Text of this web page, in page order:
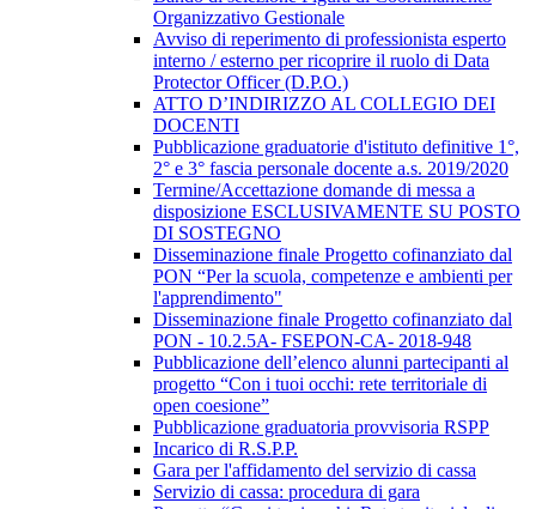
Organizzativo Gestionale
Avviso di reperimento di professionista esperto
interno / esterno per ricoprire il ruolo di Data
Protector Officer (D.P.O.)
ATTO D’INDIRIZZO AL COLLEGIO DEI
DOCENTI
Pubblicazione graduatorie d'istituto definitive 1°,
2° e 3° fascia personale docente a.s. 2019/2020
Termine/Accettazione domande di messa a
disposizione ESCLUSIVAMENTE SU POSTO
DI SOSTEGNO
Disseminazione finale Progetto cofinanziato dal
PON “Per la scuola, competenze e ambienti per
l'apprendimento"
Disseminazione finale Progetto cofinanziato dal
PON - 10.2.5A- FSEPON-CA- 2018-948
Pubblicazione dell’elenco alunni partecipanti al
progetto “Con i tuoi occhi: rete territoriale di
open coesione”
Pubblicazione graduatoria provvisoria RSPP
Incarico di R.S.P.P.
Gara per l'affidamento del servizio di cassa
Servizio di cassa: procedura di gara